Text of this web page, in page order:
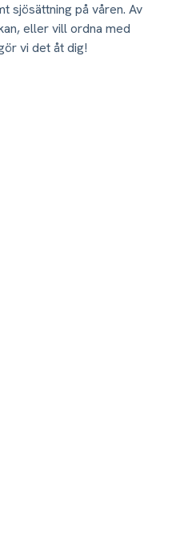
sjösättning på våren. Av
eller vill ordna med
vi det åt dig!